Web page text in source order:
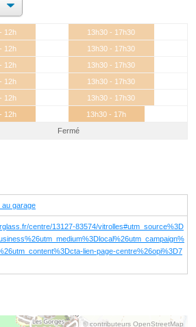
12h
13h30 - 17h30
12h
13h30 - 17h30
12h
13h30 - 17h30
12h
13h30 - 17h30
12h
13h30 - 17h30
12h
13h30 - 17h
Fermé
au garage
centre/13127-83574/vitrolles#utm_source%3D
lien-page-centre%26opi%3D7
© contributeurs OpenStreetMap